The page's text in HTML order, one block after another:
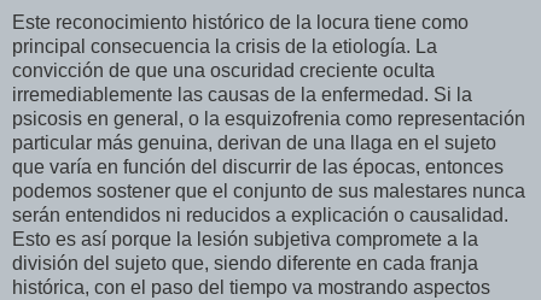
Este reconocimiento histórico de la locura tiene como
principal consecuencia la crisis de la etiología. La
convicción de que una oscuridad creciente oculta
irremediablemente las causas de la enfermedad. Si la
psicosis en general, o la esquizofrenia como representación
particular más genuina, derivan de una llaga en el sujeto
que varía en función del discurrir de las épocas, entonces
podemos sostener que el conjunto de sus malestares nunca
serán entendidos ni reducidos a explicación o causalidad.
Esto es así porque la lesión subjetiva compromete a la
división del sujeto que, siendo diferente en cada franja
histórica, con el paso del tiempo va mostrando aspectos